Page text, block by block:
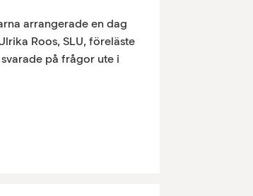
arrangerade en dag
Roos, SLU, föreläste
på frågor ute i